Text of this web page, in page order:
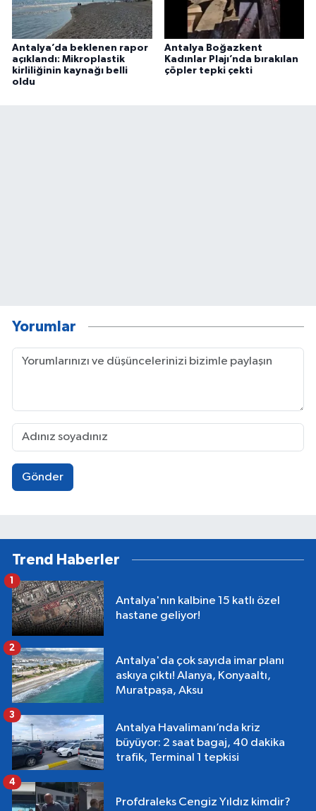
Antalya’da beklenen rapor
açıklandı: Mikroplastik
kirliliğinin kaynağı belli
oldu
Antalya Boğazkent
Kadınlar Plajı’nda bırakılan
çöpler tepki çekti
Yorumlar
Gönder
Trend Haberler
Antalya'nın kalbine 15 katlı özel
hastane geliyor!
1
Antalya'da çok sayıda imar planı
askıya çıktı! Alanya, Konyaaltı,
Muratpaşa, Aksu
2
Antalya Havalimanı’nda kriz
büyüyor: 2 saat bagaj, 40 dakika
trafik, Terminal 1 tepkisi
3
Profdraleks Cengiz Yıldız kimdir?
4